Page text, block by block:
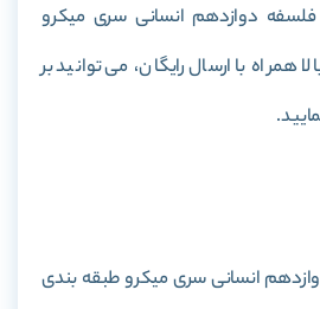
فلسفه دوازدهم انسانی سری میکرو
همراه با ارسال رایگان، می توانید بر
انسانی سری میکرو طبقه بندی